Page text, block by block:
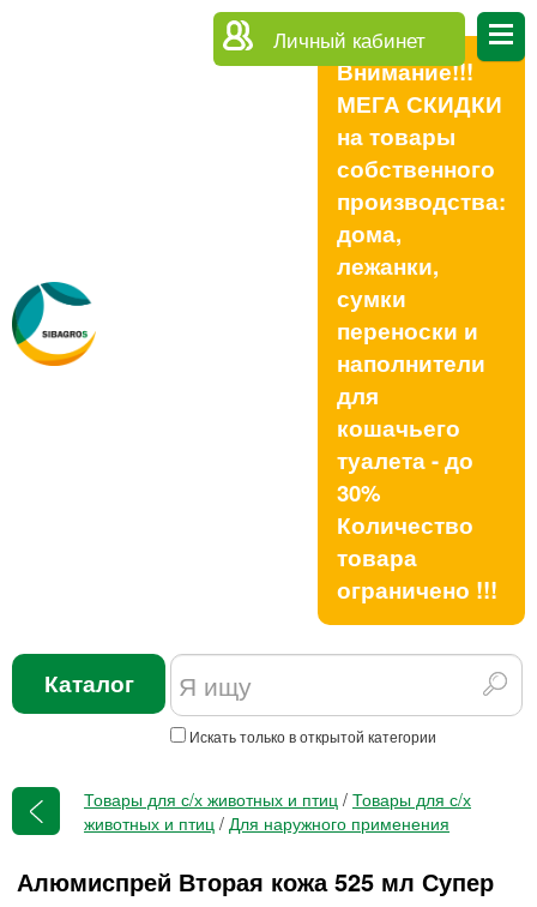
Личный кабинет
Внимание!!!
МЕГА СКИДКИ
на товары
собственного
производства:
дома,
лежанки,
сумки
переноски и
наполнители
для
кошачьего
туалета - до
30%
Количество
товара
ограничено !!!
Каталог
Искать только в открытой категории
Товары для с/х животных и птиц / Товары для с/х
животных и птиц / Для наружного применения
Алюмиспрей Вторая кожа 525 мл Супер